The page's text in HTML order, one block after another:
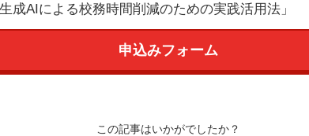
成AIによる校務時間削減のための実践活用法」
申込みフォーム
この記事はいかがでしたか？